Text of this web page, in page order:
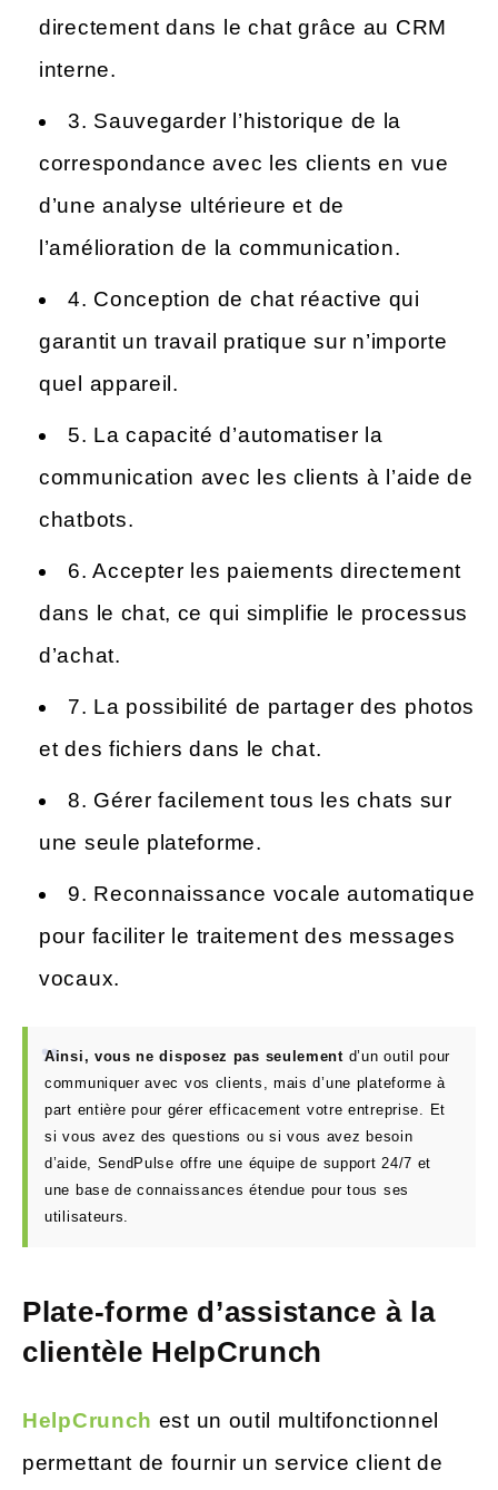
directement dans le chat grâce au CRM
interne.
3. Sauvegarder l’historique de la
correspondance avec les clients en vue
d’une analyse ultérieure et de
l’amélioration de la communication.
4. Conception de chat réactive qui
garantit un travail pratique sur n’importe
quel appareil.
5. La capacité d’automatiser la
communication avec les clients à l’aide de
chatbots.
6. Accepter les paiements directement
dans le chat, ce qui simplifie le processus
d’achat.
7. La possibilité de partager des photos
et des fichiers dans le chat.
8. Gérer facilement tous les chats sur
une seule plateforme.
9. Reconnaissance vocale automatique
pour faciliter le traitement des messages
vocaux.
Ainsi, vous ne disposez pas seulementd’un outil pour
communiquer avec vos clients, mais d’une plateforme à
part entière pour gérer efficacement votre entreprise. Et
si vous avez des questions ou si vous avez besoin
d’aide, SendPulse offre une équipe de support 24/7 et
une base de connaissances étendue pour tous ses
utilisateurs.
Plate-forme d’assistance à la
clientèle HelpCrunch
HelpCrunch est un outil multifonctionnel
permettant de fournir un service client de